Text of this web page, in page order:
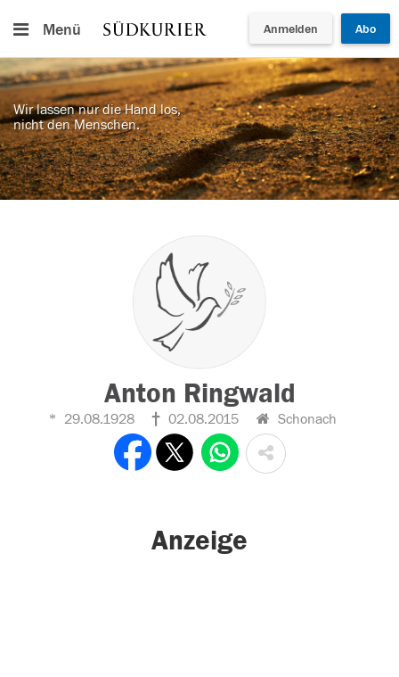
Menü Anmelden Abo
Wir lassen nur die Hand los,
nicht den Menschen.
Anton Ringwald
29.08.1928 02.08.2015 Schonach
Anzeige